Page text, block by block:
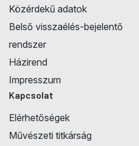
Közérdekű adatok
Belső visszaélés-bejelentő
rendszer
Házirend
Impresszum
Kapcsolat
Elérhetőségek
Művészeti titkárság